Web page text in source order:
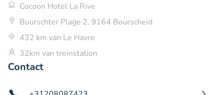
Cocoon Hotel La Rive
Buurschter Plage 2, 9164 Bourscheid
432 km van Le Havre
32km van treinstation
Contact